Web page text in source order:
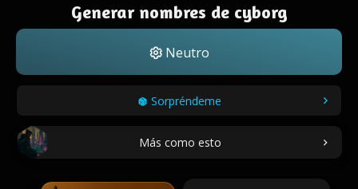
Generar nombres de cyborg
Neutro
Sorpréndeme
Más como esto